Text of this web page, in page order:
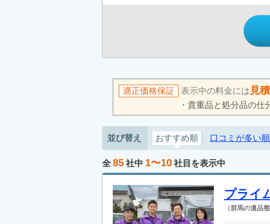
適正価格保証 表示中の料金には 見
貴重品と処分品の仕
並び替え おすすめ順 口コミが多い順
全 85 社中 1〜10 社目を表示中
プライ
（群馬の遺品整